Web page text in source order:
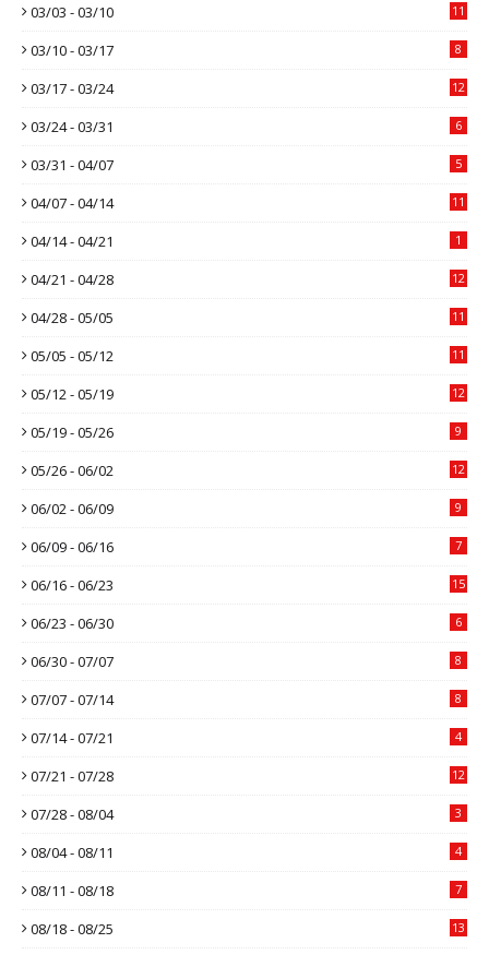
03/03 - 03/10 11
03/10 - 03/17 8
03/17 - 03/24 12
03/24 - 03/31 6
03/31 - 04/07 5
04/07 - 04/14 11
04/14 - 04/21 1
04/21 - 04/28 12
04/28 - 05/05 11
05/05 - 05/12 11
05/12 - 05/19 12
05/19 - 05/26 9
05/26 - 06/02 12
06/02 - 06/09 9
06/09 - 06/16 7
06/16 - 06/23 15
06/23 - 06/30 6
06/30 - 07/07 8
07/07 - 07/14 8
07/14 - 07/21 4
07/21 - 07/28 12
07/28 - 08/04 3
08/04 - 08/11 4
08/11 - 08/18 7
08/18 - 08/25 13